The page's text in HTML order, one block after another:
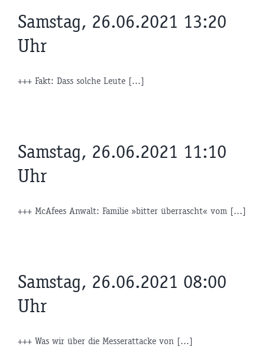
Samstag, 26.06.2021 13:20
Uhr
+++ Fakt: Dass solche Leute [...]
Samstag, 26.06.2021 11:10
Uhr
+++ McAfees Anwalt: Familie »bitter überrascht« vom [...]
Samstag, 26.06.2021 08:00
Uhr
+++ Was wir über die Messerattacke von [...]